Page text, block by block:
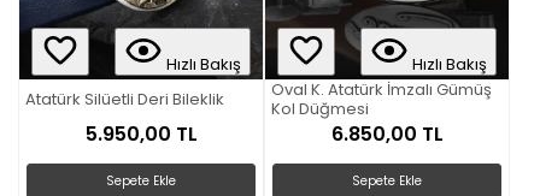
Hızlı Bakış
Atatürk Silüetli Deri Bileklik
5.950,00 TL
Sepete Ekle
Hızlı Bakış
Oval K. Atatürk İmzalı Gümüş
Kol Düğmesi
6.850,00 TL
Sepete Ekle